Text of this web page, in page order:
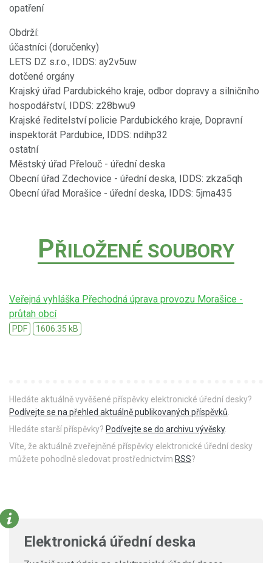
opatření
Obdrží:
účastníci (doručenky)
LETS DZ s.r.o., IDDS: ay2v5uw
dotčené orgány
Krajský úřad Pardubického kraje, odbor dopravy a silničního
hospodářství, IDDS: z28bwu9
Krajské ředitelství policie Pardubického kraje, Dopravní
inspektorát Pardubice, IDDS: ndihp32
ostatní
Městský úřad Přelouč - úřední deska
Obecní úřad Zdechovice - úřední deska, IDDS: zkza5qh
Obecní úřad Morašice - úřední deska, IDDS: 5jma435
PŘILOŽENÉ SOUBORY
Veřejná vyhláška Přechodná úprava provozu Morašice -
průtah obcí
PDF 1606.35 kB
Hledáte aktuálně vyvěšené příspěvky elektronické úřední desky?
Podívejte se na přehled aktuálně publikovaných příspěvků
Hledáte starší příspěvky? Podívejte se do archivu vývěsky.
Víte, že aktuálně zveřejněné příspěvky elektronické úřední desky
můžete pohodlně sledovat prostřednictvím RSS?
Elektronická úřední deska